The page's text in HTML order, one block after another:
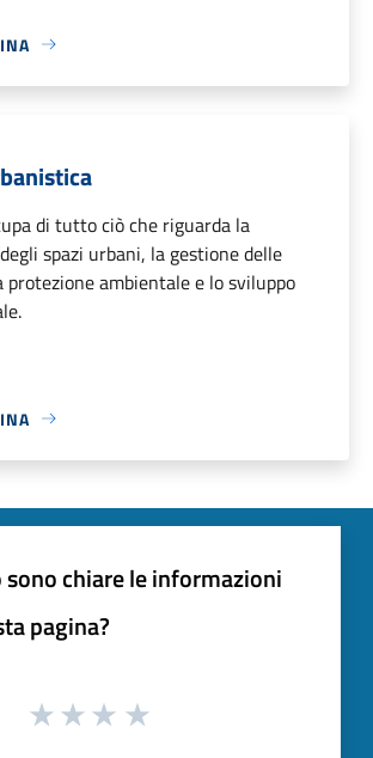
di tutto ciò che riguarda la
spazi urbani, la gestione delle
ambientale e lo sviluppo
sono chiare le informazioni
pagina?